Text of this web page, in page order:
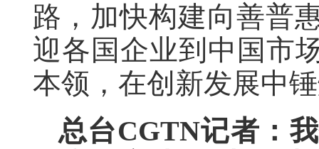
路，加快构建向善普
迎各国企业到中国市
本领，在创新发展中
总台CGTN记者：